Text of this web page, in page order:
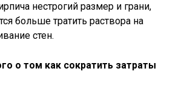
нестрогий размер и грани,
больше тратить раствора на
стен.
о том как сократить затраты